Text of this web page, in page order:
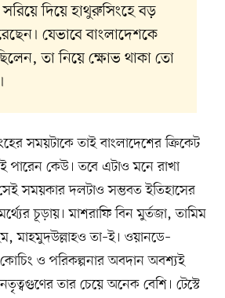
দিয়ে হাথুরুসিংহে বড়
যেভাবে বাংলাদেশকে
তা নিয়ে ক্ষোভ থাকা তো
সময়টাকে তাই বাংলাদেশের ক্রিকেট
পারেন কেউ। তবে এটাও মনে রাখা
সময়কার দলটাও সম্ভবত ইতিহাসের
চূড়ায়। মাশরাফি বিন মুর্তজা, তামিম
মাহমুদউল্লাহও তা–ই। ওয়ানডে–
ও পরিকল্পনার অবদান অবশ্যই
তার চেয়ে অনেক বেশি। টেস্টে